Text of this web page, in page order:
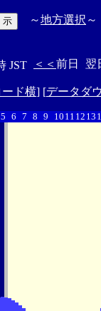
～地方選択 ～
JST ＜＜ 前日 翌
ド横] [データダ
5 6 7 8 9 10 11 12 13